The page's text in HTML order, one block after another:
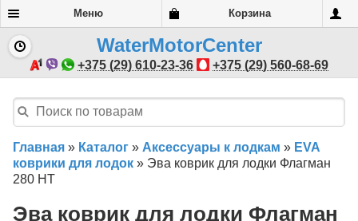
Меню Корзина
WaterMotorCenter
+375 (29) 610-23-36 +375 (29) 560-68-69
Главная » Каталог » Аксессуары к лодкам » EVA
коврики для лодок » Эва коврик для лодки Флагман
280 HT
Эва коврик для лодки Флагман